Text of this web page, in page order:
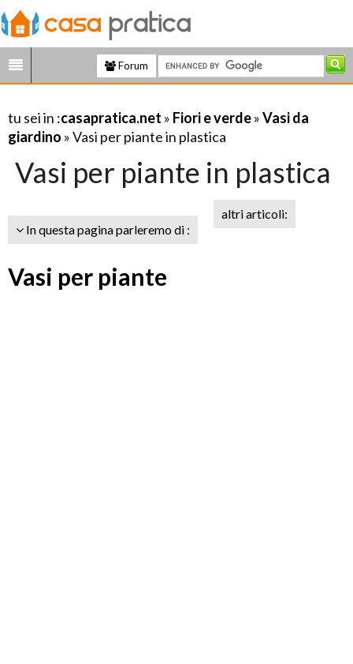
Forum
tu sei in :casapratica.net » Fiori e verde»Vasi da
giardino » Vasi per piante in plastica
Vasi per piante in plastica
In questa pagina parleremo di :
altri articoli:
Vasi per piante